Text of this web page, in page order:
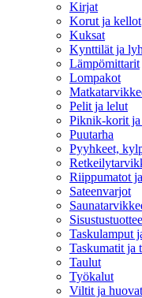
Kirjat
Korut ja kellot
Kuksat
Kynttilät ja
Lämpömittarit
Lompakot
Pelit ja lelut
Piknik-korit
Puutarha
Pyyhkeet,
Riippumatot
Sateenvarjot
Taskulamput
Taskumatit ja
Taulut
Työkalut
Viltit ja huovat